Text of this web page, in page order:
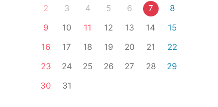
2
3 4 5 6 7
8
9
10 11 12 13 14
15
16
17 18 19 20 21
22
23
24 25 26 27 28
29
30
31